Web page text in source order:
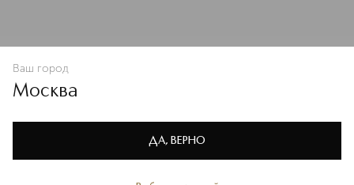
Политике конфиденциальности
В КОРЗИНУ
Ваш город
Москва
ДА, ВЕРНО